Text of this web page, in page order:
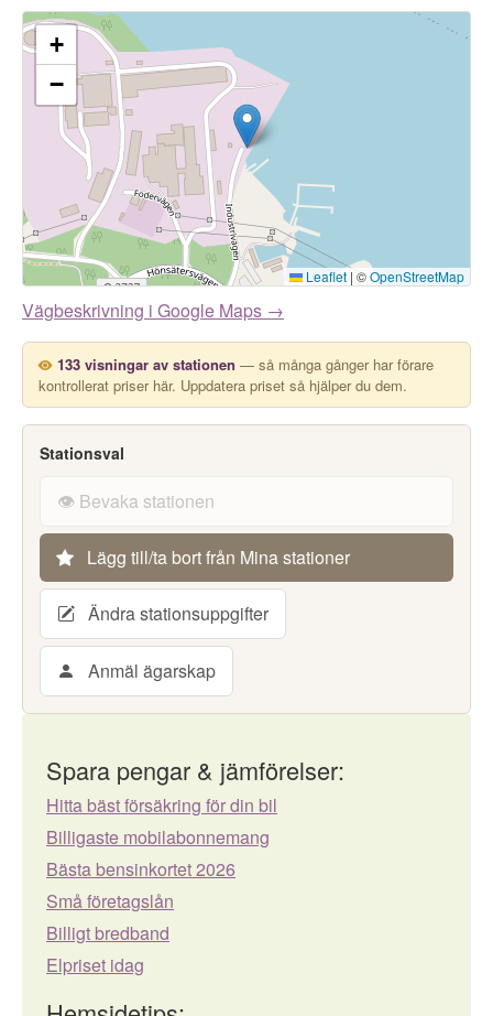
+
−
Leaflet | ©OpenStreetMap
Vägbeskrivning i Google Maps →
133 visningar av stationen — så många gånger har förare
kontrollerat priser här. Uppdatera priset så hjälper du dem.
Stationsval
👁️ Bevaka stationen
Lägg till/ta bort från Mina stationer
Ändra stationsuppgifter
Anmäl ägarskap
Spara pengar & jämförelser:
Hitta bäst försäkring för din bil
Billigaste mobilabonnemang
Bästa bensinkortet 2026
Små företagslån
Billigt bredband
Elpriset idag